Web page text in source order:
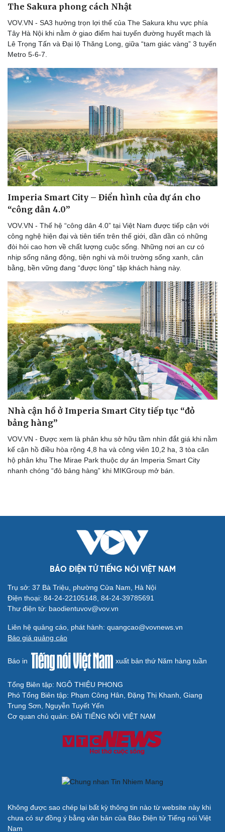
Du lịch
Tư vấn
Săn Tour
check-in
Podcast
Câu chuyện thời sự
Đọc truyện đêm khuya
Cửa sổ tình yêu
Kể chuyện cho bé
Hạt giống tâm hồn
The Sakura phong cách Nhật
VOV.VN - SA3 hưởng trọn lợi thế của The Sakura khu vực phía
Tây Hà Nội khi nằm ở giao điểm hai tuyến đường huyết mạch là
Lê Trọng Tấn và Đại lộ Thăng Long, giữa “tam giác vàng” 3 tuyến
Metro 5-6-7.
Imperia Smart City – Điển hình của dự án cho
“công dân 4.0”
VOV.VN - Thế hệ “công dân 4.0” tại Việt Nam được tiếp cận với
công nghệ hiện đại và tiên tiến trên thế giới, dần dần có những
đòi hỏi cao hơn về chất lượng cuộc sống. Những nơi an cư có
nhịp sống năng động, tiện nghi và môi trường sống xanh, cân
bằng, bền vững đang “được lòng” tập khách hàng này.
Nhà cận hồ ở Imperia Smart City tiếp tục “đỏ
bảng hàng”
VOV.VN - Được xem là phân khu sở hữu tầm nhìn đắt giá khi nằm
kế cận hồ điều hòa rộng 4,8 ha và công viên 10,2 ha, 3 tòa căn
hộ phân khu The Mirae Park thuộc dự án Imperia Smart City
nhanh chóng “đỏ bảng hàng” khi MIKGroup mở bán.
BÁO ĐIỆN TỬ TIẾNG NÓI VIỆT NAM
Trụ sở: 37 Bà Triệu, phường Cửa Nam, Hà Nội
Điện thoại: 84-24-22105148, 84-24-39785691
Thư điện tử: baodientuvov@vov.vn
Liên hệ quảng cáo, phát hành: quangcao@vovnews.vn
Báo giá quảng cáo
Báo in xuất bản thứ Năm hàng tuần
Tổng Biên tập: NGÔ THIỆU PHONG
Phó Tổng Biên tập: Phạm Công Hân, Đặng Thị Khanh, Giang
Trung Sơn, Nguyễn Tuyết Yến
Cơ quan chủ quản: ĐÀI TIẾNG NÓI VIỆT NAM
Không được sao chép lại bất kỳ thông tin nào từ website này khi
chưa có sự đồng ý bằng văn bản của Báo Điện tử Tiếng nói Việt
Nam